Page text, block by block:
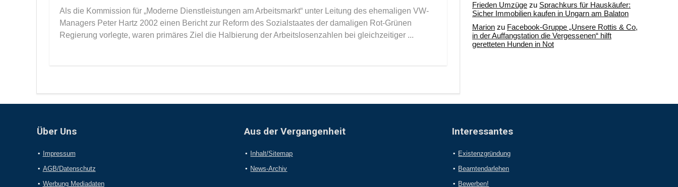
Als die Kommission für „Moderne Dienstleistungen am Arbeitsmarkt“ unter Leitung des ehemaligen VW-
Managers Peter Hartz 2002 einen Bericht zur Reform des Sozialstaates der damaligen Rot-Grünen
Regierung vorlegte, waren primäres Ziel die Halbierung der Arbeitslosenzahlen bei gleichzeitiger ...
Frieden Umzüge zu Sprachkurs für Hauskäufer:
Sicher Immobilien kaufen in Ungarn am Balaton
Marion zu Facebook-Gruppe „Unsere Rottis & Co,
in der Auffangstation die Vergessenen“ hilft
geretteten Hunden in Not
Über Uns
Impressum
AGB/Datenschutz
Werbung Mediadaten
Aus der Vergangenheit
Inhalt/Sitemap
News-Archiv
Interessantes
Existenzgründung
Beamtendarlehen
Bewerben!